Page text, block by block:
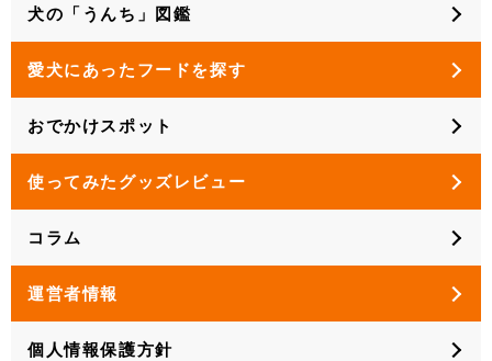
犬の「うんち」図鑑
愛犬にあったフードを探す
おでかけスポット
使ってみたグッズレビュー
コラム
運営者情報
個人情報保護方針